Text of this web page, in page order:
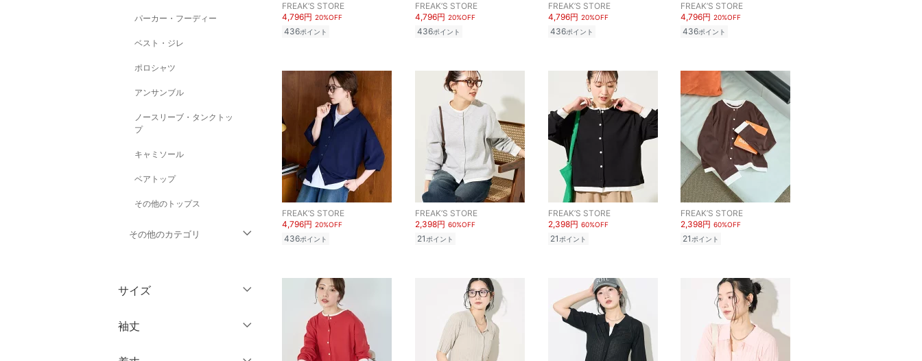
パーカー・フーディー
ベスト・ジレ
ポロシャツ
アンサンブル
ノースリーブ・タンクトッ
プ
キャミソール
ベアトップ
その他のトップス
その他のカテゴリ
ワンピース・ドレス
サイズ
ウェア（S/M/L）
袖丈
FREAK’S STORE
4,796円 20%OFF
436ポイント
FREAK’S STORE
4,796円 20%OFF
436ポイント
FREAK’S STORE
4,796円 20%OFF
436ポイント
FREAK’S STORE
4,796円 20%OFF
436ポイント
FREAK’S STORE
4,796円 20%OFF
436ポイント
FREAK’S STORE
2,398円 60%OFF
21 ポイント
FREAK’S STORE
2,398円 60%OFF
21 ポイント
FREAK’S STORE
2,398円 60%OFF
21ポイント